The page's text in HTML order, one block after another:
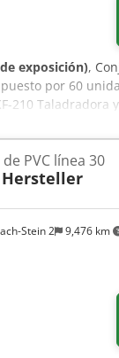
exposición),
por 60
210 Taladradora
desagüe SK-8/
de 0,2-
Sierra para
Stein 2 9,476 km
PVC línea 30